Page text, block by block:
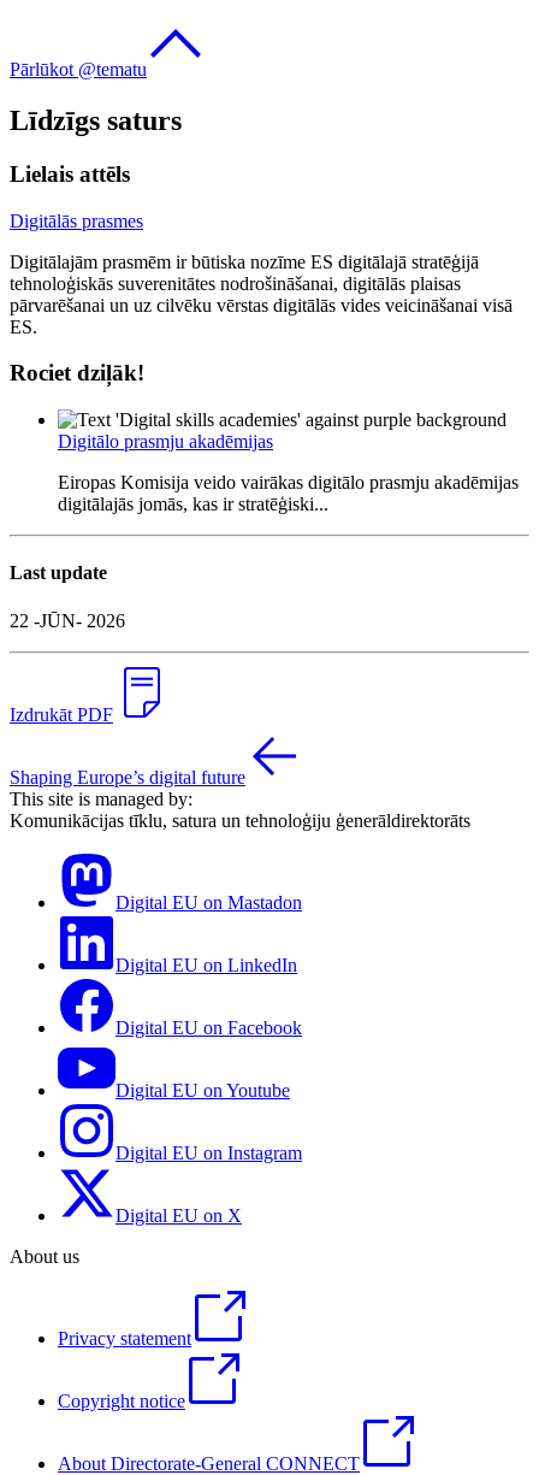
Pārlūkot @tematu
Līdzīgs saturs
Lielais attēls
Digitālās prasmes
Digitālajām prasmēm ir būtiska nozīme ES digitālajā stratēģijā
tehnoloģiskās suverenitātes nodrošināšanai, digitālās plaisas
pārvarēšanai un uz cilvēku vērstas digitālās vides veicināšanai visā
ES.
Rociet dziļāk!
Digitālo prasmju akadēmijas
Eiropas Komisija veido vairākas digitālo prasmju akadēmijas
digitālajās jomās, kas ir stratēģiski...
Last update
22 -JŪN- 2026
Izdrukāt PDF
Shaping Europe’s digital future
This site is managed by:
Komunikācijas tīklu, satura un tehnoloģiju ģenerāldirektorāts
Digital EU on Mastadon
Digital EU on LinkedIn
Digital EU on Facebook
Digital EU on Youtube
Digital EU on Instagram
Digital EU on X
About us
Privacy statement
Copyright notice
About Directorate-General CONNECT